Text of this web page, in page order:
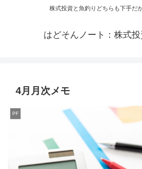
株式投資と魚釣りどちらも下手だ
はどそんノート：株式
4月月次メモ
PF